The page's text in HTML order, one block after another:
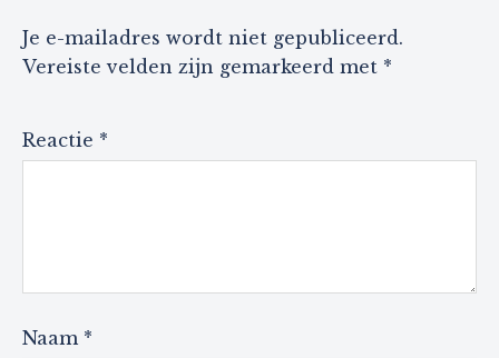
Je e-mailadres wordt niet gepubliceerd.
Vereiste velden zijn gemarkeerd met *
Reactie *
Naam *